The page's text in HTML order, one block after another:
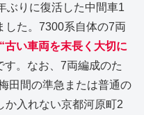
ぶりに復活した中間車1
した。7300系自体の7両
“古い車両を末長く大切に
す。なお、7両編成のた
田間の準急または普通の
か入れない京都河原町2